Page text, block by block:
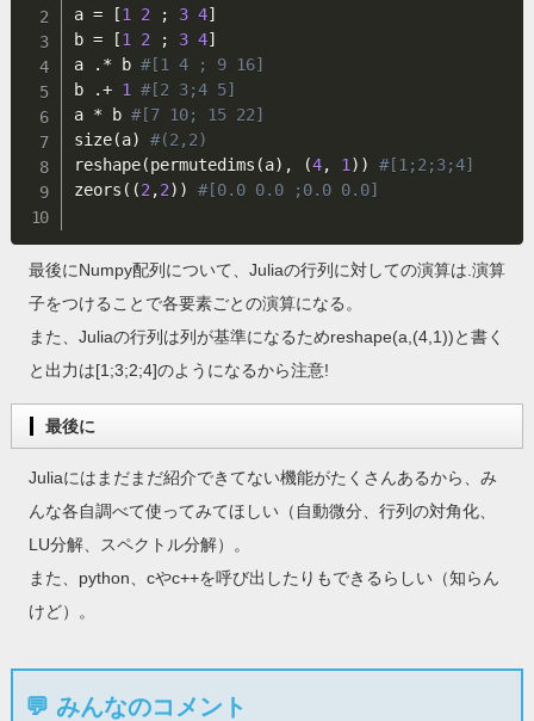
a = [1 2 ; 3 4]
b = [1 2 ; 3 4]
a
. * b #[1 4 ; 9 16]
b
.+ 1
#[2 3;4 5]
a * b #[7 10; 15 22]
size(a)
#(2,2)
reshape(permutedims (a) , (4, 1 ) )
#[1;2;3;4]
zeors ( (2 ,2) ) #[0.0 0.0 ;0.0 0.0]
最後にNumpy配列について、Juliaの行列に対しての演算は.演算
子をつけることで各要素ごとの演算になる。
また、Juliaの行列は列が基準になるためreshape(a,(4,1))と書く
と出力は[1;3;2;4]のようになるから注意!
最後に
Juliaにはまだまだ紹介できてない機能がたくさんあるから、み
んな各自調べて使ってみてほしい（自動微分、行列の対角化、
LU分解、スペクトル分解）。
また、python、cやc++を呼び出したりもできるらしい（知らん
けど）。
💬 みんなのコメント